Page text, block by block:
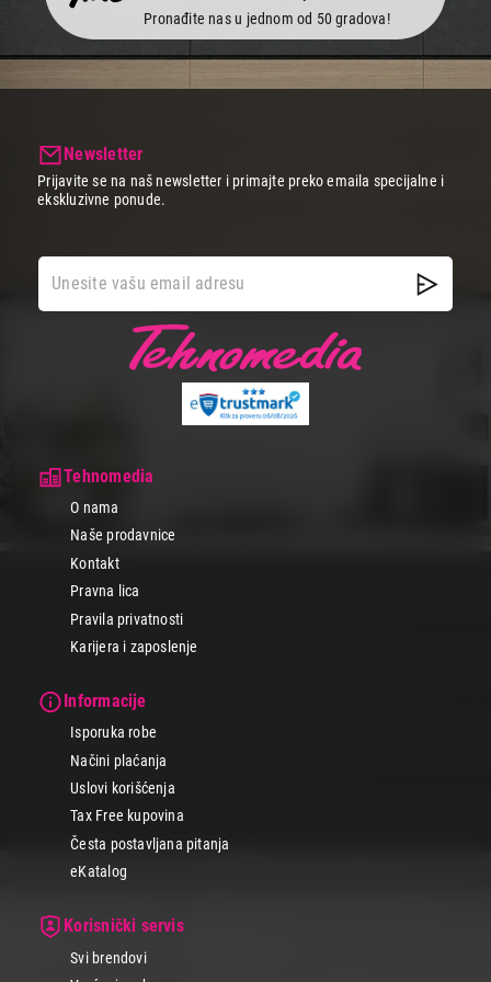
Pronađite nas u jednom od 50 gradova!
Tehnomedia
O nama
Naše prodavnice
Kontakt
Pravna lica
Pravila privatnosti
Karijera i zaposlenje
Informacije
Isporuka robe
Načini plaćanja
Uslovi korišćenja
Tax Free kupovina
Česta postavljana pitanja
eKatalog
Korisnički servis
Svi brendovi
Newsletter
Prijavite se na naš newsletter i primajte preko emaila specijalne i
ekskluzivne ponude.